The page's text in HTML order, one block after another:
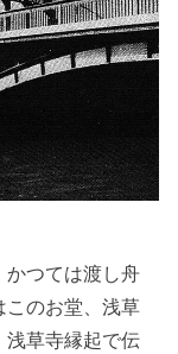
かつては渡し舟
このお堂、浅草
浅草寺縁起で伝